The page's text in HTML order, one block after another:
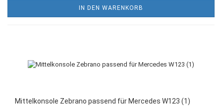
IN DEN WARENKORB
Mittelkonsole Zebrano passend für Mercedes W123 (1)